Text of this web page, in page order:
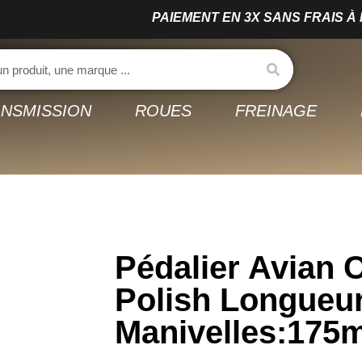
PAIEMENT EN 3X SANS FRAIS À PARTIR DE 150€
ROUES FREINAGE
Pédalier Avian
Polish